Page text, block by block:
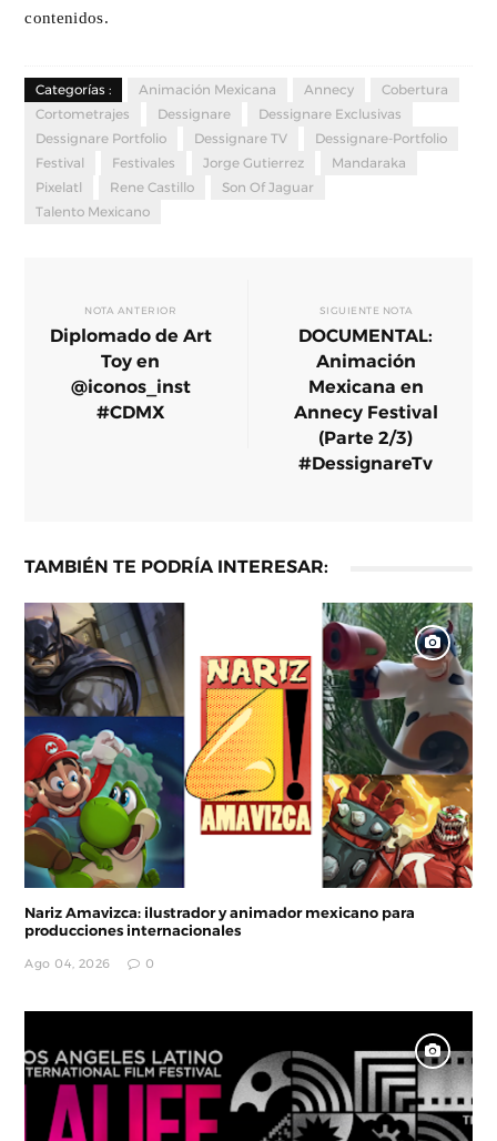
contenidos.
Categorías : Animación Mexicana Annecy
Cobertura
Cortometrajes
Dessignare
Dessignare Exclusivas
Dessignare Portfolio
Dessignare TV
Dessignare-Portfolio
Festival
Festivales Jorge Gutierrez
Mandaraka
Pixelatl
Rene Castillo
Son Of Jaguar
Talento Mexicano
NOTA ANTERIOR
Diplomado de Art
Toy en
@iconos_inst
#CDMX
SIGUIENTE NOTA
DOCUMENTAL:
Animación
Mexicana en
Annecy Festival
(Parte 2/3)
#DessignareTv
TAMBIÉN TE PODRÍA INTERESAR:
Nariz Amavizca: ilustrador y animador mexicano para
producciones internacionales
Ago 04, 2026 0